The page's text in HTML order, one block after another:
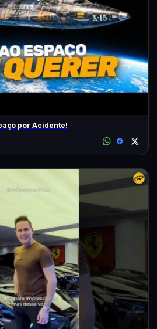
por Acidente!